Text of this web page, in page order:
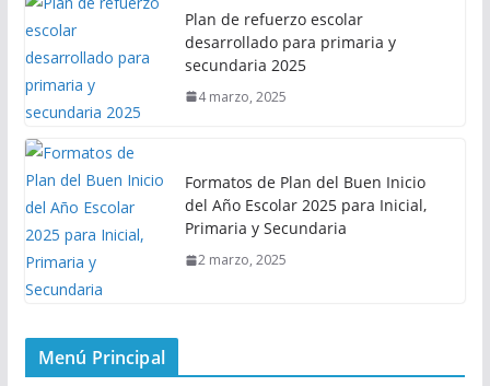
Plan de refuerzo escolar
desarrollado para primaria y
secundaria 2025
4 marzo, 2025
Formatos de Plan del Buen Inicio
del Año Escolar 2025 para Inicial,
Primaria y Secundaria
2 marzo, 2025
Menú Principal